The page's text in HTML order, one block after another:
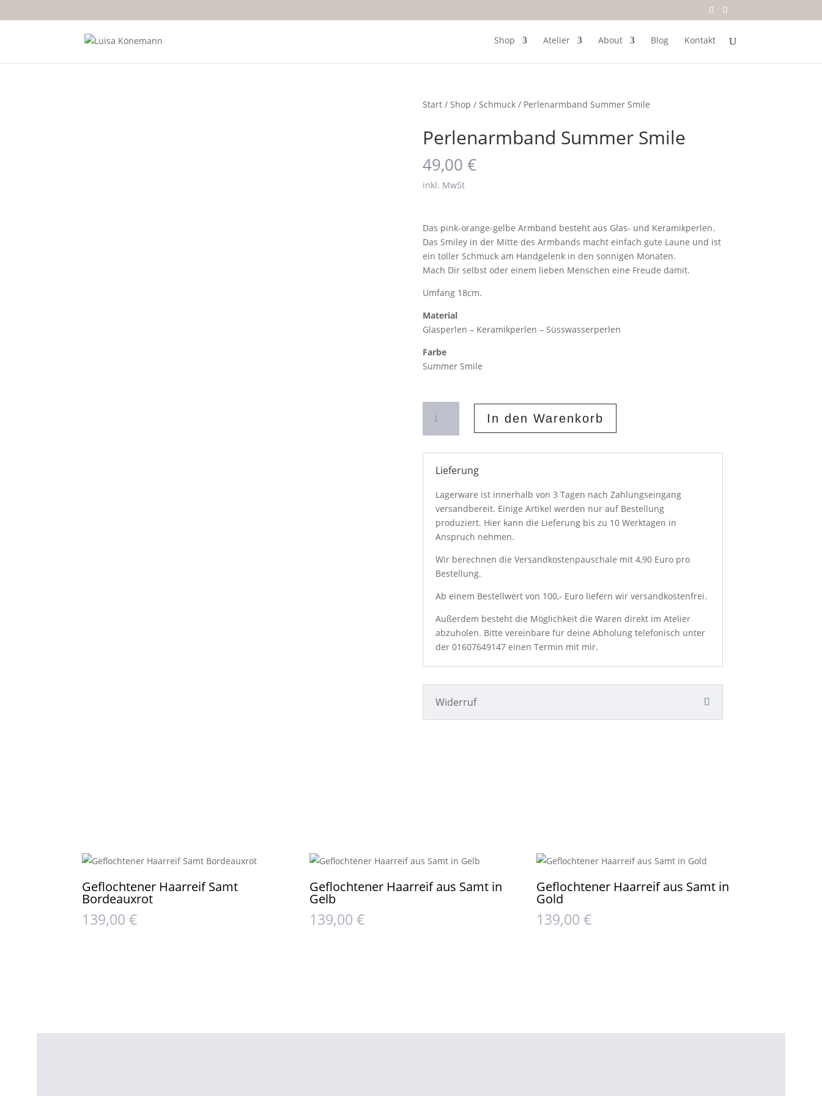
Shop Atelier About Blog Kontakt
Start/ Shop / Schmuck/ Perlenarmband Summer Smile
Perlenarmband Summer Smile
49,00 €
inkl. MwSt
Das pink-orange-gelbe Armband besteht aus Glas- und Keramikperlen.
Das Smiley in der Mitte des Armbands macht einfach gute Laune und ist
ein toller Schmuck am Handgelenk in den sonnigen Monaten.
Mach Dir selbst oder einem lieben Menschen eine Freude damit.
Umfang 18cm.
Material
Glasperlen – Keramikperlen – Süsswasserperlen
Farbe
Summer Smile
Summer
Smile
In den Warenkorb
Lieferung
Lagerware ist innerhalb von 3 Tagen nach Zahlungseingang
versandbereit. Einige Artikel werden nur auf Bestellung
produziert. Hier kann die Lieferung bis zu 10 Werktagen in
Anspruch nehmen.
Wir berechnen die Versandkostenpauschale mit 4,90 Euro pro
Bestellung.
Ab einem Bestellwert von 100,- Euro liefern wir versandkostenfrei.
Außerdem besteht die Möglichkeit die Waren direkt im Atelier
abzuholen. Bitte vereinbare für deine Abholung telefonisch unter
der 01607649147 einen Termin mit mir.
Widerruf
Geflochtener Haarreif Samt
Bordeauxrot
139,00€
Geflochtener Haarreif aus Samt in
Gelb
139,00 €
Geflochtener Haarreif aus Samt in
Gold
139,00€